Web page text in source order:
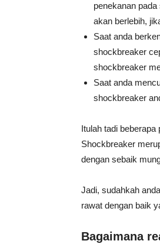
penekanan
akan berlebih,
Saat anda
shockbreaker
shockbreaker
Saat anda
shockbreaker
Itulah tadi
Shockbreaker
dengan sebaik
Jadi, sudahkah
rawat dengan baik
Bagaimana